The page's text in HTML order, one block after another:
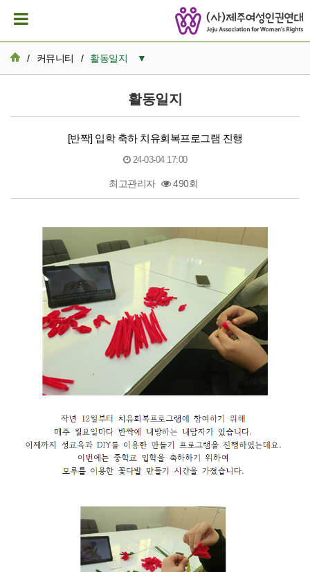
/ 커뮤니티 / 활동일지 ▼
활동일지
뉴스레터 아카이브
발간자료
재정보고
활동일지
[반짝] 입학 축하 치유회복프로그램 진행
24-03-04 17:00
최고관리자 490회